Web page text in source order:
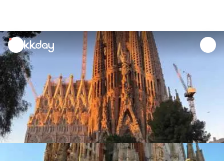
unread
notifications